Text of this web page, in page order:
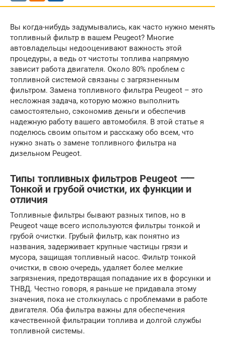
Вы когда-нибудь задумывались, как часто нужно менять
топливный фильтр в вашем Peugeot? Многие
автовладельцы недооценивают важность этой
процедуры, а ведь от чистоты топлива напрямую
зависит работа двигателя. Около 80% проблем с
топливной системой связаны с загрязненным
фильтром. Замена топливного фильтра Peugeot – это
несложная задача, которую можно выполнить
самостоятельно, сэкономив деньги и обеспечив
надежную работу вашего автомобиля. В этой статье я
поделюсь своим опытом и расскажу обо всем, что
нужно знать о замене топливного фильтра на
дизельном Peugeot.
Типы топливных фильтров Peugeot ⸺
Тонкой и грубой очистки, их функции и
отличия
Топливные фильтры бывают разных типов, но в
Peugeot чаще всего используются фильтры тонкой и
грубой очистки. Грубый фильтр, как понятно из
названия, задерживает крупные частицы грязи и
мусора, защищая топливный насос. Фильтр тонкой
очистки, в свою очередь, удаляет более мелкие
загрязнения, предотвращая попадание их в форсунки и
ТНВД. Честно говоря, я раньше не придавала этому
значения, пока не столкнулась с проблемами в работе
двигателя. Оба фильтра важны для обеспечения
качественной фильтрации топлива и долгой службы
топливной системы.